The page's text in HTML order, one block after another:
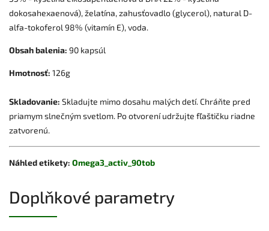
dokosahexaenová), želatína, zahusťovadlo (glycerol), natural D-
alfa-tokoferol 98% (vitamín E), voda.
Obsah balenia: 90 kapsúl
Hmotnosť: 126g
Skladovanie: Skladujte mimo dosahu malých detí. Chráňte pred
priamym slnečným svetlom. Po otvorení udržujte fľaštičku riadne
zatvorenú.
Náhled etikety: Omega3_activ_90tob
Doplňkové parametry